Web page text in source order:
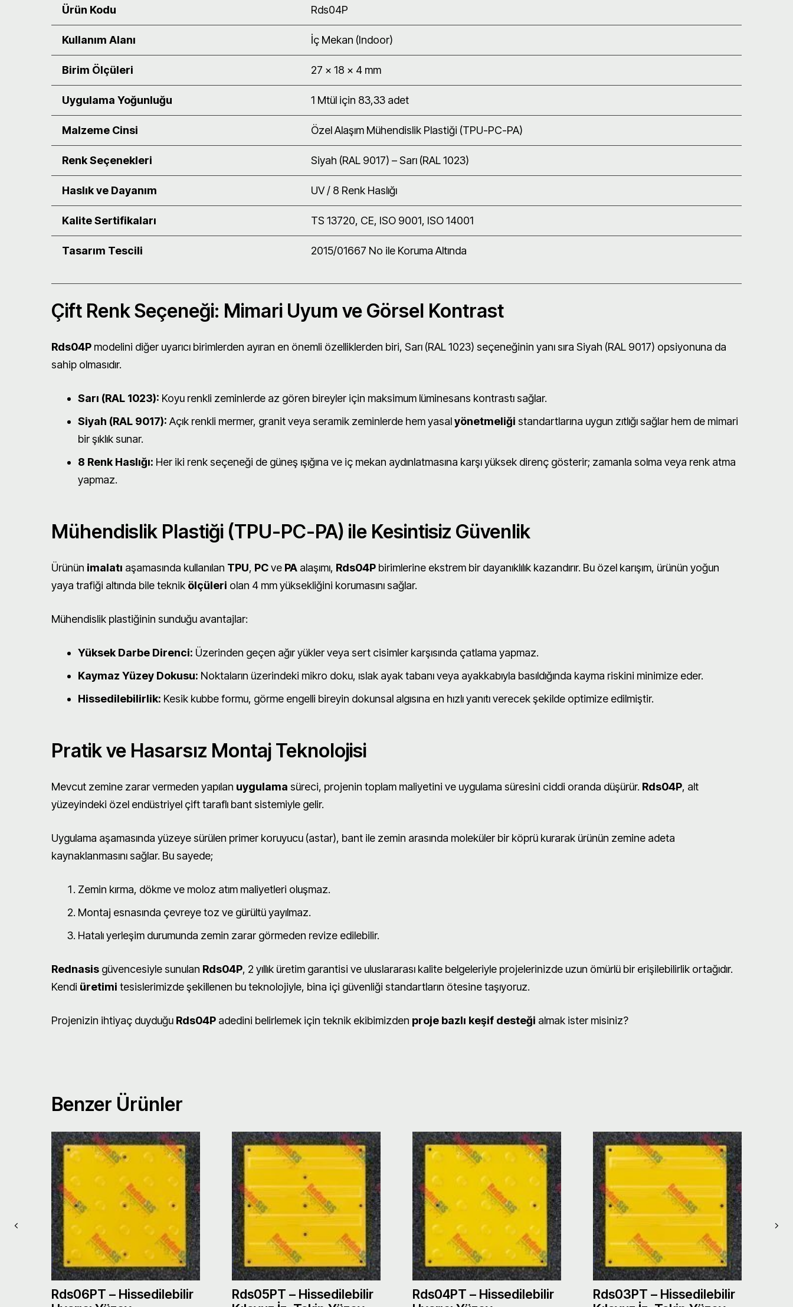
Ürün Kodu Rds04P
Kullanım Alanı İç Mekan (Indoor)
Birim Ölçüleri 27 x 18 x 4 mm
Uygulama Yoğunluğu 1 Mtül için 83,33 adet
Malzeme Cinsi Özel Alaşım Mühendislik Plastiği (TPU-PC-PA)
Renk Seçenekleri Siyah (RAL 9017) – Sarı (RAL 1023)
Haslık ve Dayanım UV / 8 Renk Haslığı
Kalite Sertifikaları TS 13720, CE, ISO 9001, ISO 14001
Tasarım Tescili 2015/01667 No ile Koruma Altında
Çift Renk Seçeneği: Mimari Uyum ve Görsel Kontrast
Rds04P modelini diğer uyarıcı birimlerden ayıran en önemli özelliklerden biri, Sarı (RAL 1023) seçeneğinin yanı sıra Siyah (RAL 9017) opsiyonuna da
sahip olmasıdır.
Sarı (RAL 1023): Koyu renkli zeminlerde az gören bireyler için maksimum lüminesans kontrastı sağlar.
Siyah (RAL 9017): Açık renkli mermer, granit veya seramik zeminlerde hem yasalyönetmeliği standartlarına uygun zıtlığı sağlar hem de mimari
bir şıklık sunar.
8 Renk Haslığı: Her iki renk seçeneği de güneş ışığına ve iç mekan aydınlatmasına karşı yüksek direnç gösterir; zamanla solma veya renk atma
yapmaz.
Mühendislik Plastiği (TPU-PC-PA) ile Kesintisiz Güvenlik
Ürünün imalatı aşamasında kullanılan TPU, PCve PA alaşımı, Rds04P birimlerine ekstrem bir dayanıklılık kazandırır. Bu özel karışım, ürünün yoğun
yaya trafiği altında bile teknik ölçüleri olan 4 mm yüksekliğini korumasını sağlar.
Mühendislik plastiğinin sunduğu avantajlar:
Yüksek Darbe Direnci: Üzerinden geçen ağır yükler veya sert cisimler karşısında çatlama yapmaz.
Kaymaz Yüzey Dokusu: Noktaların üzerindeki mikro doku, ıslak ayak tabanı veya ayakkabıyla basıldığında kayma riskini minimize eder.
Hissedilebilirlik: Kesik kubbe formu, görme engelli bireyin dokunsal algısına en hızlı yanıtı verecek şekilde optimize edilmiştir.
Pratik ve Hasarsız Montaj Teknolojisi
Mevcut zemine zarar vermeden yapılan uygulama süreci, projenin toplam maliyetini ve uygulama süresini ciddi oranda düşürür. Rds04P, alt
yüzeyindeki özel endüstriyel çift taraflı bant sistemiyle gelir.
Uygulama aşamasında yüzeye sürülen primer koruyucu (astar), bant ile zemin arasında moleküler bir köprü kurarak ürünün zemine adeta
kaynaklanmasını sağlar. Bu sayede;
Zemin kırma, dökme ve moloz atım maliyetleri oluşmaz.
Montaj esnasında çevreye toz ve gürültü yayılmaz.
Hatalı yerleşim durumunda zemin zarar görmeden revize edilebilir.
Rednasis güvencesiyle sunulan Rds04P, 2 yıllık üretim garantisi ve uluslararası kalite belgeleriyle projelerinizde uzun ömürlü bir erişilebilirlik ortağıdır.
Kendi üretimi tesislerimizde şekillenen bu teknolojiyle, bina içi güvenliği standartların ötesine taşıyoruz.
Projenizin ihtiyaç duyduğu Rds04P adedini belirlemek için teknik ekibimizden proje bazlı keşif desteği almak ister misiniz?
Benzer Ürünler
Rds06PT – Hissedilebilir
Rds05PT – Hissedilebilir
Rds04PT – Hissedilebilir
Rds03PT – Hissedilebilir